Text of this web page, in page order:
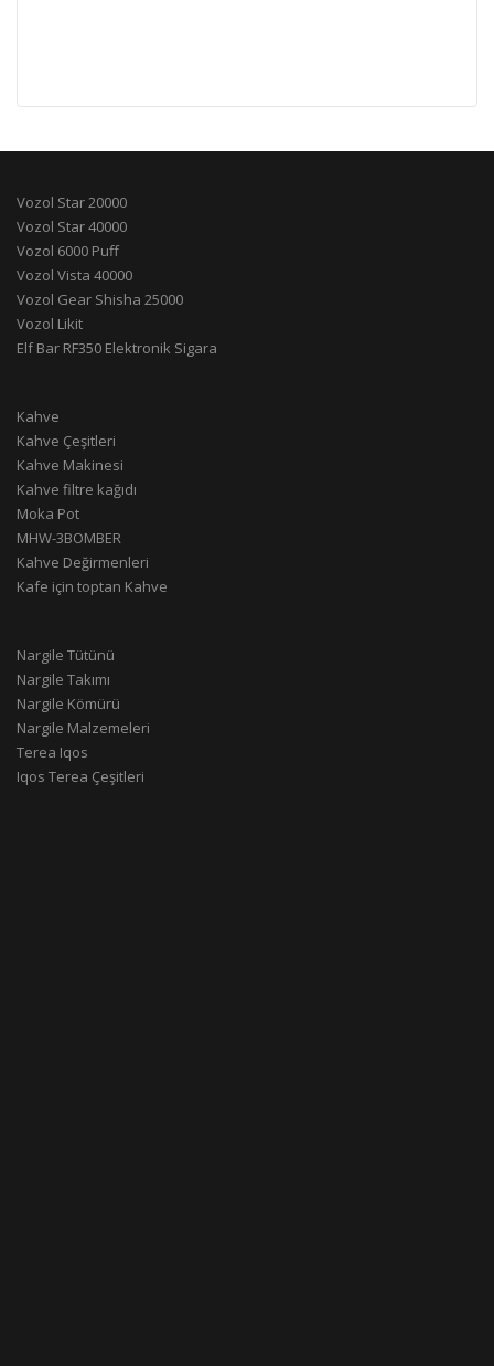
Vozol Star 20000
Vozol Star 40000
Vozol 6000 Puff
Vozol Vista 40000
Vozol Gear Shisha 25000
Vozol Likit
Elf Bar RF350 Elektronik Sigara
Kahve
Kahve Çeşitleri
Kahve Makinesi
Kahve filtre kağıdı
Moka Pot
MHW-3BOMBER
Kahve Değirmenleri
Kafe için toptan Kahve
Nargile Tütünü
Nargile Takımı
Nargile Kömürü
Nargile Malzemeleri
Terea Iqos
Iqos Terea Çeşitleri